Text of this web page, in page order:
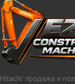
Hitachi: продажа и